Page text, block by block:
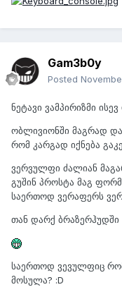
Gam3b0y
Posted
ნეტავი ვამპირიზმი
ობლივიონში მაგრად
რომ კარგად იქნება
ვერვულფი ძალიან
გუშინ პროსტა მაგ
საერთოდ ვერაფერს ვერ
თან დარქ ბრაზერჰუდში
საერთოდ ვევულფიც
მოსულა? :D